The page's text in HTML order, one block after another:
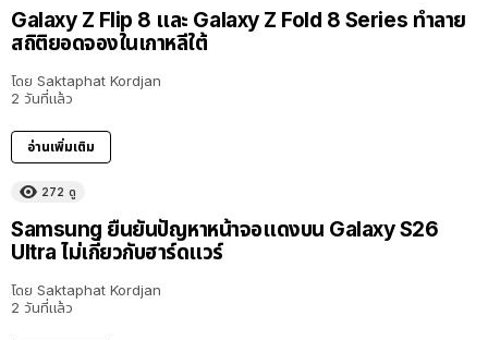
Galaxy Z Flip 8 และ Galaxy Z Fold 8 Series ทำลาย
สถิติยอดจองในเกาหลีใต้
โดย Saktaphat Kordjan
2 วันที่แล้ว
อ่านเพิ่มเติม
272 ดู
Samsung ยืนยันปัญหาหน้าจอแดงบน Galaxy S26
Ultra ไม่เกี่ยวกับฮาร์ดแวร์
โดย Saktaphat Kordjan
2 วันที่แล้ว